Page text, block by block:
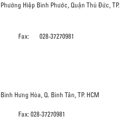
Hiệp Bình Phước, Quận Thủ Đức, TP.
Fax: 028-37270981
Hưng Hòa, Q. Bình Tân, TP. HCM
028-37270981